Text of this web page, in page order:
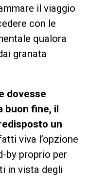
il viaggio
con le
qualora
granata
dovesse
buon fine, il
un
viva l’opzione
by proprio per
in vista degli